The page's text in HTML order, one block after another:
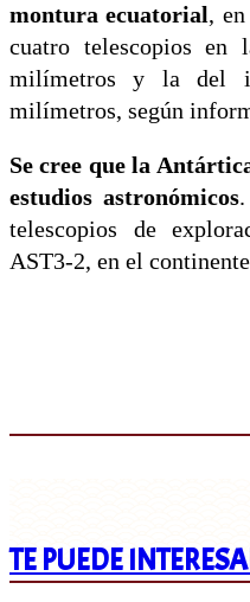
montura ecuatorial ,
cuatro telescopios en
milímetros y la del
milímetros, según
Se cree que la
estudios astronómicos
telescopios de
AST3-2, en el
TE PUEDE